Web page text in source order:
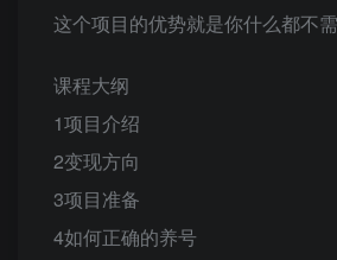
这个项目的优势就是你什么都不
课程大纲
1项目介绍
2变现方向
3项目准备
4如何正确的养号